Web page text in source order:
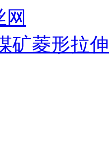
矿菱形拉